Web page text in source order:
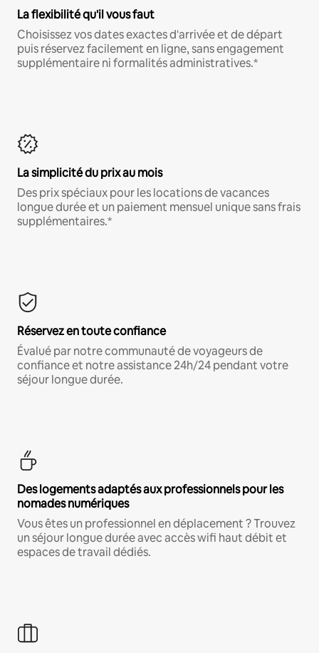
La flexibilité qu'il vous faut
Choisissez vos dates exactes d'arrivée et de départ
puis réservez facilement en ligne, sans engagement
supplémentaire ni formalités administratives.*
La simplicité du prix au mois
Des prix spéciaux pour les locations de vacances
longue durée et un paiement mensuel unique sans frais
supplémentaires.*
Réservez en toute confiance
Évalué par notre communauté de voyageurs de
confiance et notre assistance 24h/24 pendant votre
séjour longue durée.
Des logements adaptés aux professionnels pour les
nomades numériques
Vous êtes un professionnel en déplacement ? Trouvez
un séjour longue durée avec accès wifi haut débit et
espaces de travail dédiés.